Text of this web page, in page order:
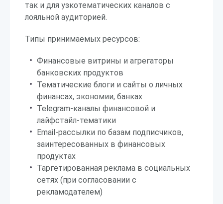
так и для узкотематических каналов с
лояльной аудиторией.
Типы принимаемых ресурсов:
Финансовые витрины и агрегаторы
банковских продуктов
Тематические блоги и сайты о личных
финансах, экономии, банках
Telegram-каналы финансовой и
лайфстайл-тематики
Email-рассылки по базам подписчиков,
заинтересованных в финансовых
продуктах
Таргетированная реклама в социальных
сетях (при согласовании с
рекламодателем)